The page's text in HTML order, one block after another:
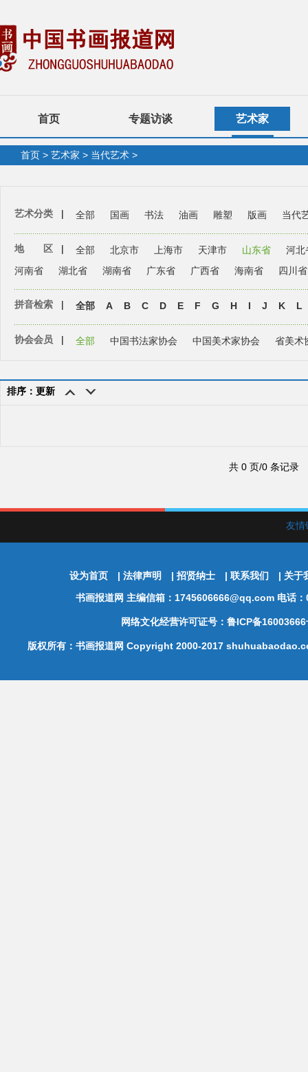
首页 专题访谈 艺术家
首页 > 艺术家 > 当代艺术 >
艺术分类 | 全部 国画 书法 油画 雕塑 版画 当代
地 区 | 全部 北京市 上海市 天津市 山东省
河北
河南省
湖北省 湖南省 广东省 广西省 海南省 四川省
拼音检索 | 全部 A B C D E F G H I J K L
协会会员 | 全部 中国书法家协会 中国美术家协会 省美术
排序：更新
共 0 页/0 条记录
友
设为首页 | 法律声明 | 招贤纳士 | 联系我们 | 关于
书画报道网 主编信箱：1745606666@qq.com 电话
网络文化经营许可证号：鲁ICP备
版权所有：书画报道网 Copyright 2000-2017